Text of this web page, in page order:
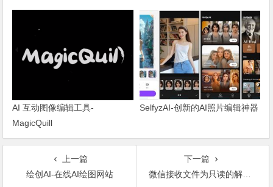
AI 互动图像编辑工具-
MagicQuill
SelfyzAI-创新的AI照片编辑神器
上一篇
绘创AI-在线AI绘图网站
下一篇
微信接收文件为只读的解决办法